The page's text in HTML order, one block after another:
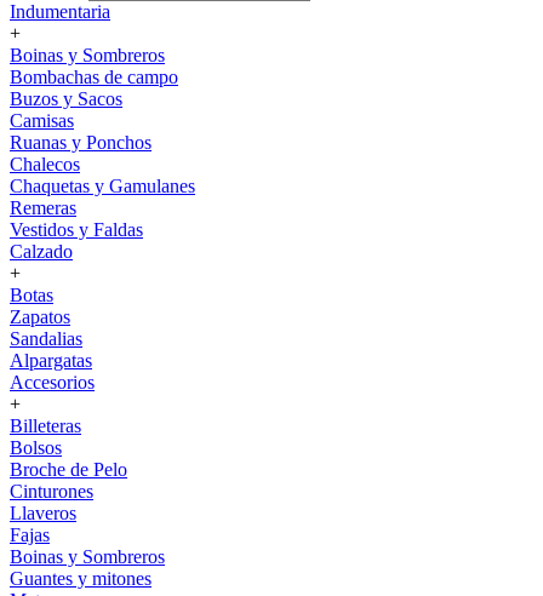
Indumentaria
+
Boinas y Sombreros
Bombachas de campo
Buzos y Sacos
Camisas
Ruanas y Ponchos
Chalecos
Chaquetas y Gamulanes
Remeras
Vestidos y Faldas
Calzado
+
Botas
Zapatos
Sandalias
Alpargatas
Accesorios
+
Billeteras
Bolsos
Broche de Pelo
Cinturones
Llaveros
Fajas
Boinas y Sombreros
Guantes y mitones